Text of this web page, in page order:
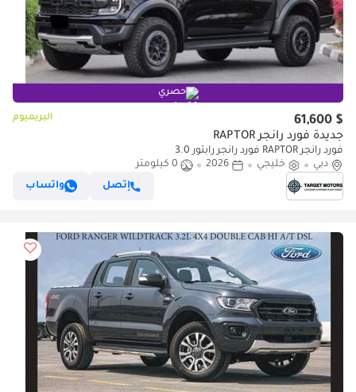
حصري
$ 61,600 البريميوم
جديدة فورد رانجر RAPTOR
فورد رانجر RAPTOR فورد رانجر رابتور 3.0
دبي
خليجي 2026
0 كيلومتر
إتصل
واتساب